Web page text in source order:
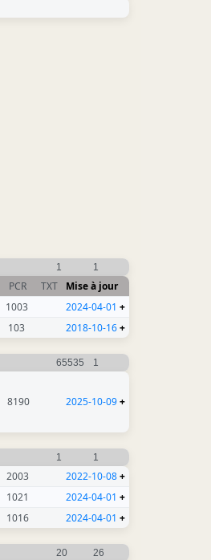
1 1
PCR TXT
Mise à jour
1003 2024-04-01 +
103 2018-10-16+
65535 1
8190 2025-10-09+
1 1
2003 2022-10-08+
1021 2024-04-01 +
1016 2024-04-01 +
20 26